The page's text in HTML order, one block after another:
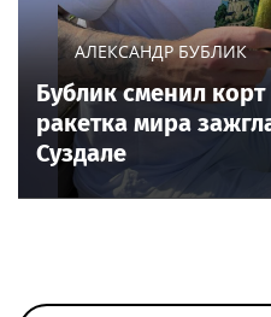
АЛЕКСАНДР БУБЛИК
Бублик сменил корт
ракетка мира
Суздале